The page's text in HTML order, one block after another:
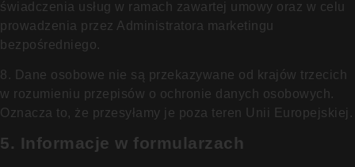
świadczenia usług w ramach zawartej umowy oraz w celu
prowadzenia przez Administratora marketingu
bezpośredniego.
8. Dane osobowe nie są przekazywane od krajów trzecich
w rozumieniu przepisów o ochronie danych osobowych.
Oznacza to, że przesyłamy je poza teren Unii Europejskiej.
5. Informacje w formularzach